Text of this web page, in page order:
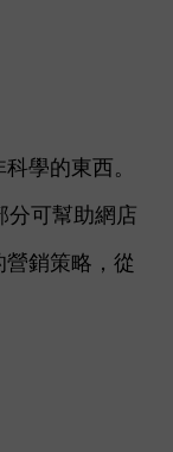
學的東西。
分可幫助網店
銷策略，從